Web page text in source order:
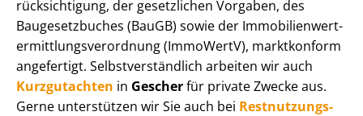
rück­sich­ti­gung, der gesetzlichen Vorgaben, des
Baugesetzbuches (BauGB) sowie der Im­mo­bi­li­en­wert­
ermitt­lungs­ver­ord­nung (ImmoWertV), marktkonform
angefertigt. Selbst­ver­ständ­lich arbeiten wir auch
Kurzgutachten in Gescherfür private Zwecke aus.
Gerne unterstützen wir Sie auch bei Rest­nut­zungs­